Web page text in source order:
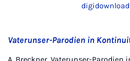
Vaterunser-Parodien in